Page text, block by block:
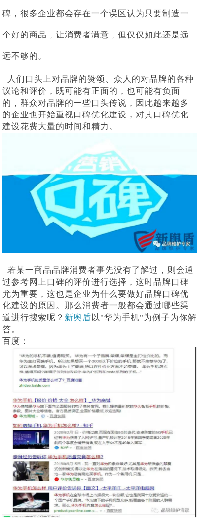
碑，很多企业都会存在一个误区认为只要制造一
个好的商品，让消费者满意，但仅仅如此还是远
远不够的。
人们口头上对品牌的赞颂、众人的对品牌的各种
议论和评价，既可能有正面的，也可能有负面
的，群众对品牌的一些口头传说，因此越来越多
的企业也开始重视口碑优化建设，对其口碑优化
建设花费大量的时间和精力。
若某一商品品牌消费者事先没有了解过，则会通
过参考网上口碑的评价进行选择，这时品牌口碑
尤为重要，这也是企业为什么要做好品牌口碑优
化建设的原因。那么消费者一般都会通过哪些渠
道进行搜索呢？ 新舆盾以"华为手机"为例子为你解
答。
百度：